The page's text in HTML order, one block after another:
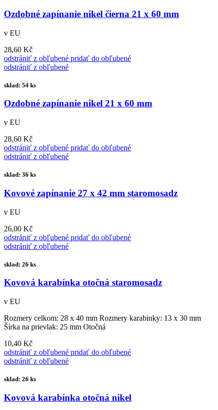
Ozdobné zapínanie nikel čierna 21 x 60 mm
v EU
28,60 Kč
odstrániť z obľubené pridať do obľubené
odstrániť z obľubené
sklad: 54 ks
Ozdobné zapínanie nikel 21 x 60 mm
v EU
28,60 Kč
odstrániť z obľubené pridať do obľubené
odstrániť z obľubené
sklad: 36 ks
Kovové zapínanie 27 x 42 mm staromosadz
v EU
26,00 Kč
odstrániť z obľubené pridať do obľubené
odstrániť z obľubené
sklad: 26 ks
Kovová karabínka otočná staromosadz
v EU
Rozmery celkom: 28 x 40 mm Rozmery karabinky: 13 x 30 mm
Šírka na prievlak: 25 mm Otočná
10,40 Kč
odstrániť z obľubené pridať do obľubené
odstrániť z obľubené
sklad: 26 ks
Kovová karabínka otočná nikel